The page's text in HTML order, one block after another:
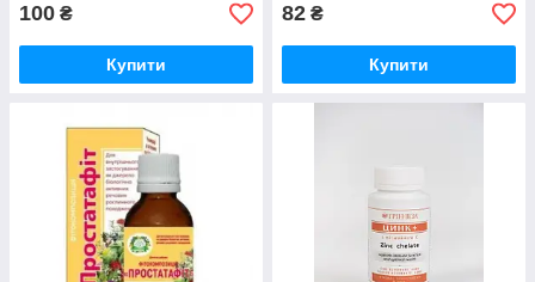
100 ₴
Купити
82 ₴
Купити